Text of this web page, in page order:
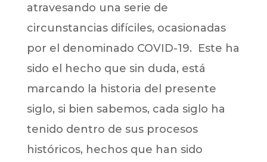
atravesando una serie de
circunstancias difíciles, ocasionadas
por el denominado COVID-19. Este ha
sido el hecho que sin duda, está
marcando la historia del presente
siglo, si bien sabemos, cada siglo ha
tenido dentro de sus procesos
históricos, hechos que han sido